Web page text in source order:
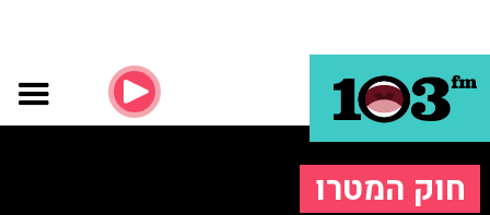
חוק המטרו